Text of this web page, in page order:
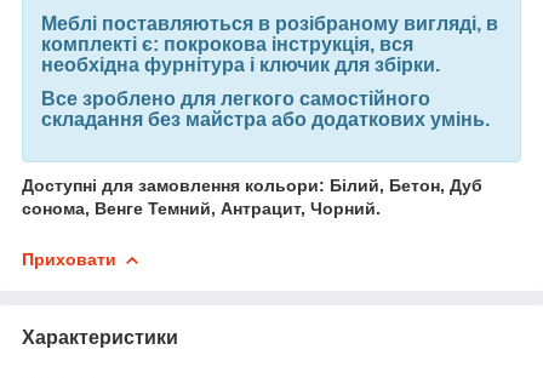
Меблі поставляються в розібраному вигляді, в
комплекті є: покрокова інструкція, вся
необхідна фурнітура і ключик для збірки.
Все зроблено для легкого самостійного
складання без майстра або додаткових умінь.
Доступні для замовлення кольори: Білий, Бетон, Дуб
сонома, Венге Темний, Антрацит, Чорний.
Приховати
Характеристики